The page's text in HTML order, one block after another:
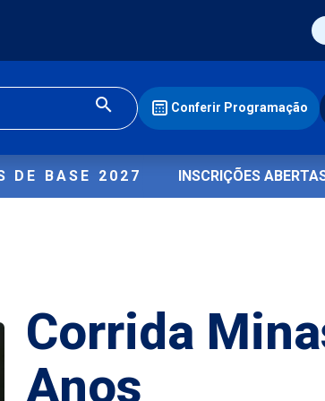
Buscar
Conferir Programação
DE BASE 2027 INSCRIÇÕES
Corrida
Anos